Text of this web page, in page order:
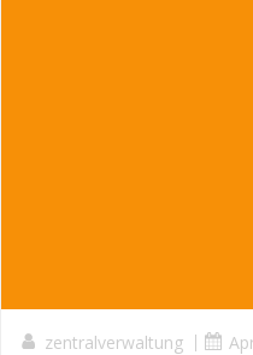
zentralverwaltung |